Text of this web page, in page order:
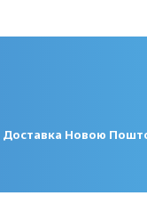
Доставка Новою